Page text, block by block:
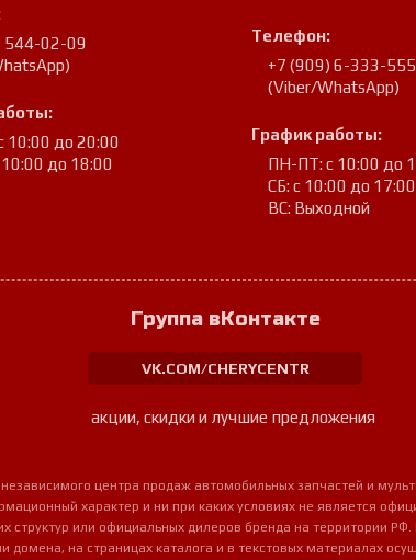
544-02-09
10:00 до 20:00
до 18:00
Телефон:
+7 (909) 6-333-555
(Viber/WhatsApp)
График работы:
ПН-ПТ: с 10:00 до
СБ: с 10:00 до 17:00
ВС: Выходной
Группа вКонтакте
VK.COM/CHERYCENTR
акции, скидки и лучшие предложения
центра продаж автомобильных запчастей и
характер и ни при каких условиях не является
или официальных дилеров бренда на территории РФ.
на страницах каталога и в текстовых материалах